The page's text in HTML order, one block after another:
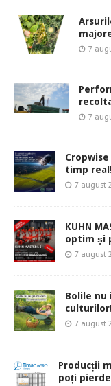
7
7
timp
7 august
KUHN
optim și
7 august
Bolile nu
7 august
Producții
poți